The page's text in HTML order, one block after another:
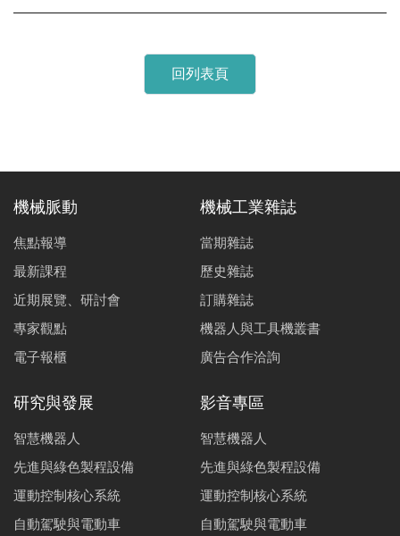
回列表頁
機械脈動
焦點報導
最新課程
近期展覽、研討會
專家觀點
電子報櫃
機械工業雜誌
當期雜誌
歷史雜誌
訂購雜誌
機器人與工具機叢書
廣告合作洽詢
研究與發展
智慧機器人
先進與綠色製程設備
運動控制核心系統
自動駕駛與電動車
影音專區
智慧機器人
先進與綠色製程設備
運動控制核心系統
自動駕駛與電動車